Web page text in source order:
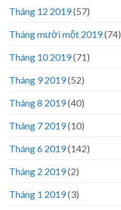
Tháng 12 2019(57)
Tháng mười một 2019(74)
Tháng 10 2019(71)
Tháng 9 2019(52)
Tháng 8 2019(40)
Tháng 7 2019(10)
Tháng 6 2019(142)
Tháng 2 2019(2)
Tháng 1 2019(3)